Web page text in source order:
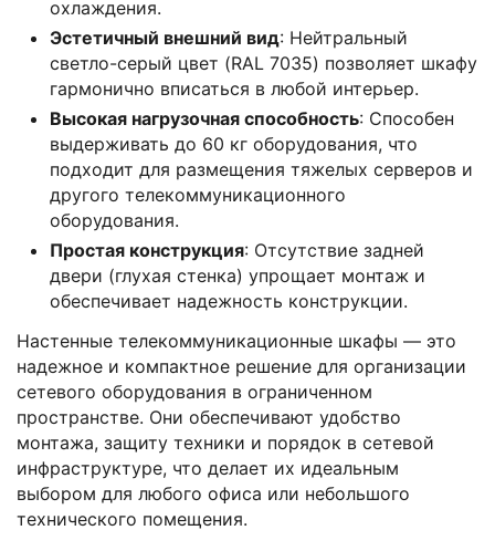
охлаждения.
Эстетичный внешний вид: Нейтральный
светло-серый цвет (RAL 7035) позволяет шкафу
гармонично вписаться в любой интерьер.
Высокая нагрузочная способность: Способен
выдерживать до 60 кг оборудования, что
подходит для размещения тяжелых серверов и
другого телекоммуникационного
оборудования.
Простая конструкция: Отсутствие задней
двери (глухая стенка) упрощает монтаж и
обеспечивает надежность конструкции.
Настенные телекоммуникационные шкафы — это
надежное и компактное решение для организации
сетевого оборудования в ограниченном
пространстве. Они обеспечивают удобство
монтажа, защиту техники и порядок в сетевой
инфраструктуре, что делает их идеальным
выбором для любого офиса или небольшого
технического помещения.